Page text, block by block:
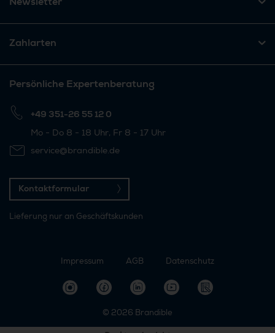
Zahlarten
Persönliche Expertenberatung
+49 351-26 55 12 0
Mo - Do 8 - 18 Uhr, Fr 8 - 17 Uhr
service@brandible.de
Kontaktformular
Lieferung nur an Geschäftskunden
Impressum AGB Datenschutz
© 2026 Brandible